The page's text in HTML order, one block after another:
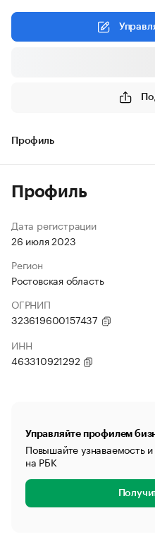
Профиль
Профиль
Дата регистрации
26 июля 2023
Регион
Ростовская область
ОГРНИП
323619600157437
ИНН
463310921292
Управляйте профилем
Повышайте узнаваемость
на РБК